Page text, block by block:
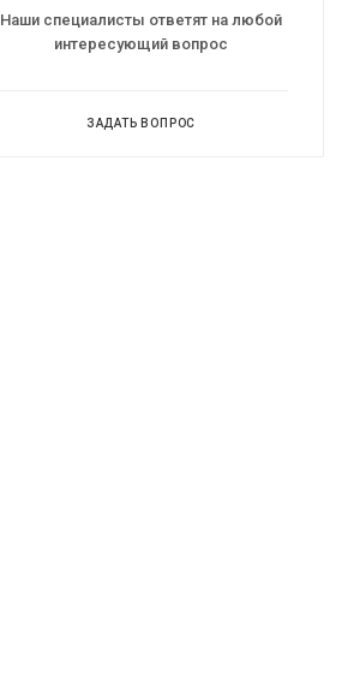
Наши специалисты ответят на любой
интересующий вопрос
ЗАДАТЬ ВОПРОС